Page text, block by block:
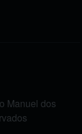
Manuel dos